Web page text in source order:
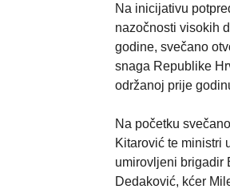
Na inicijativu
nazočnosti visokih
godine, svečano
snaga Republike
održanoj prije
Na početku
Kitarović te ministri
umirovljeni brigadir
Dedaković, kćer